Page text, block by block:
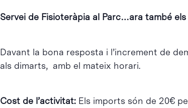
Servei de Fisioteràpia al Parc…ara també
Davant la bona resposta i l’increment de
als dimarts, amb el mateix horari.
Cost de l’activitat: Els imports són de 20€